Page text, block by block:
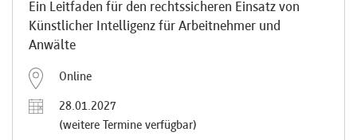
Ein Leitfaden für den rechtssicheren Einsatz von
Künstlicher Intelligenz für Arbeitnehmer und
Anwälte
Online
28.01.2027
(weitere Termine verfügbar)